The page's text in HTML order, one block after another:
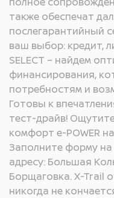
также обеспечат
послегарантийный
ваш выбор: кредит,
SELECT – найдем
финансирования,
потребностям и
Готовы к
тест-драйв!
комфорт e-POWER
Заполните форму на
адресу: Большая
Борщаговка. X-Trail
никогда не